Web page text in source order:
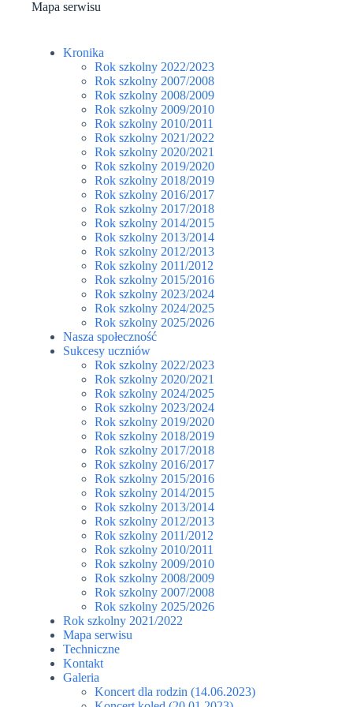
Mapa serwisu
Kronika
Rok szkolny 2022/2023
Rok szkolny 2007/2008
Rok szkolny 2008/2009
Rok szkolny 2009/2010
Rok szkolny 2010/2011
Rok szkolny 2021/2022
Rok szkolny 2020/2021
Rok szkolny 2019/2020
Rok szkolny 2018/2019
Rok szkolny 2016/2017
Rok szkolny 2017/2018
Rok szkolny 2014/2015
Rok szkolny 2013/2014
Rok szkolny 2012/2013
Rok szkolny 2011/2012
Rok szkolny 2015/2016
Rok szkolny 2023/2024
Rok szkolny 2024/2025
Rok szkolny 2025/2026
Nasza społeczność
Sukcesy uczniów
Rok szkolny 2022/2023
Rok szkolny 2020/2021
Rok szkolny 2024/2025
Rok szkolny 2023/2024
Rok szkolny 2019/2020
Rok szkolny 2018/2019
Rok szkolny 2017/2018
Rok szkolny 2016/2017
Rok szkolny 2015/2016
Rok szkolny 2014/2015
Rok szkolny 2013/2014
Rok szkolny 2012/2013
Rok szkolny 2011/2012
Rok szkolny 2010/2011
Rok szkolny 2009/2010
Rok szkolny 2008/2009
Rok szkolny 2007/2008
Rok szkolny 2025/2026
Rok szkolny 2021/2022
Mapa serwisu
Techniczne
Kontakt
Galeria
Koncert dla rodzin (14.06.2023)